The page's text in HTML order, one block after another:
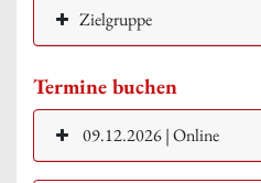
Zielgruppe
Termine buchen
09.12.2026 | Online